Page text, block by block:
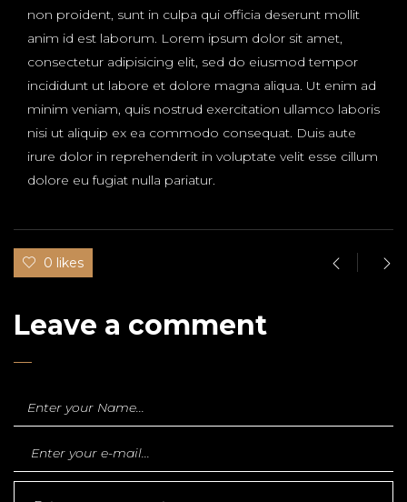
non proident, sunt in culpa qui officia deserunt mollit
anim id est laborum. Lorem ipsum dolor sit amet,
consectetur adipisicing elit, sed do eiusmod tempor
incididunt ut labore et dolore magna aliqua. Ut enim ad
minim veniam, quis nostrud exercitation ullamco laboris
nisi ut aliquip ex ea commodo consequat. Duis aute
irure dolor in reprehenderit in voluptate velit esse cillum
dolore eu fugiat nulla pariatur.
0 likes
Leave a comment